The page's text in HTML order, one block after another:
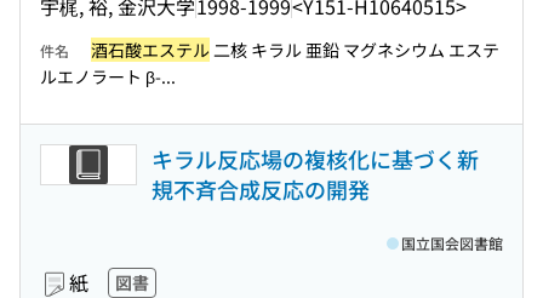
件名 酒石酸エステル二核 キラル 亜鉛 マグネシウム エステ
ルエノラート β-...
キラル反応場の複核化に基づく新
規不斉合成反応の開発
紙 図書
国立国会図書館